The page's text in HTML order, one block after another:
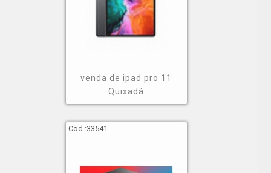
venda de ipad pro 11
Quixadá
Cod.:33541